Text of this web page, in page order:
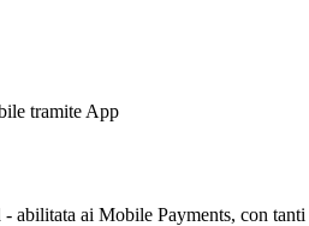
tramite App
abilitata ai Mobile Payments, con